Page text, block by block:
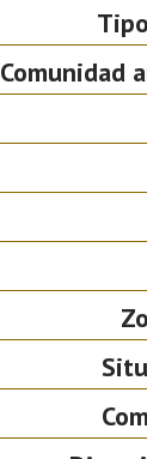
Comunidad